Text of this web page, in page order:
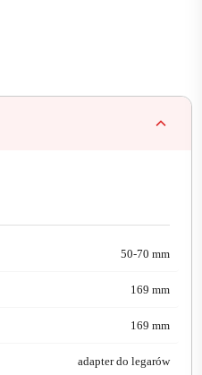
50-70 mm
169 mm
169 mm
adapter do legarów